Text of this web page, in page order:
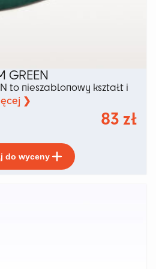
GREEN
to nieszablonowy kształt i
❯
83 zł
do wyceny
produkt
ma